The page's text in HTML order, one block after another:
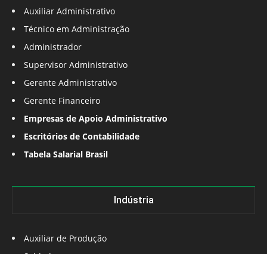
Auxiliar Administrativo
Técnico em Administração
Administrador
Supervisor Administrativo
Gerente Administrativo
Gerente Financeiro
Empresas de Apoio Administrativo
Escritórios de Contabilidade
Tabela Salarial Brasil
Indústria
Auxiliar de Produção